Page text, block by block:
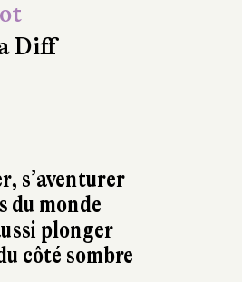
Diff
s’aventurer
du monde
plonger
côté sombre